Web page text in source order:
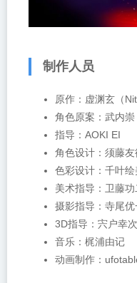
制作人员
原作：虚渊玄（
角色原案：武内崇
指导：AOKI EI
角色设计：须藤
色彩设计：千叶绘
美术指导：卫藤功
摄影指导：寺尾优
3D指导：宍户幸
音乐：梶浦由记
动画制作：